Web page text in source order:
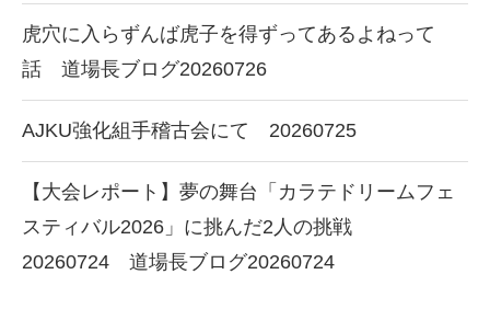
虎穴に入らずんば虎子を得ずってあるよねって
話 道場長ブログ20260726
AJKU強化組手稽古会にて 20260725
【大会レポート】夢の舞台「カラテドリームフェ
スティバル2026」に挑んだ2人の挑戦
20260724 道場長ブログ20260724